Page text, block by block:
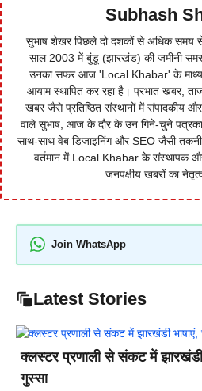
Subhash
सुभाष शेखर पिछले दो दशकों से अधिक समय
साल 2003 में बुंडू (झारखंड) की जमीनी
उनका सफर आज 'Local Khabar' के
आयाम स्थापित कर रहा है। प्रभात खबर,
खबर जैसे प्रतिष्ठित संस्थानों में संपादकीय
वाले सुभाष, आज के दौर के उन गिने-चुने
साथ-साथ वेब डिजाइनिंग और SEO जैसी
वर्तमान में Local Khabar के संस्थापक
जनपक्षीय खबरों का
Join WhatsApp
Latest Stories
क्लस्टर प्रणाली से संकट में झारखंडी
गुस्सा